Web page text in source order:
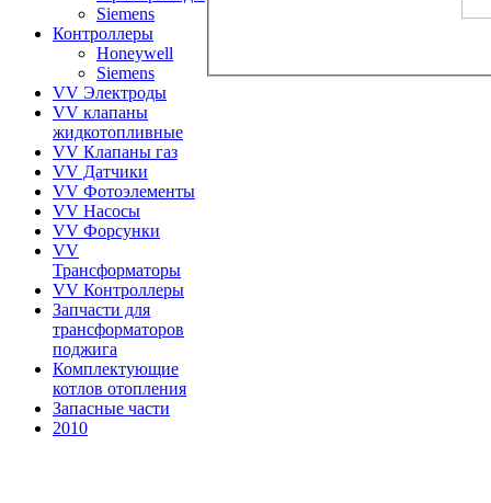
Siemens
Контроллеры
Honeywell
Siemens
VV Электроды
VV клапаны
жидкотопливные
VV Клапаны газ
VV Датчики
VV Фотоэлементы
VV Насосы
VV Форсунки
VV
Трансформаторы
VV Контроллеры
Запчасти для
трансформаторов
поджига
Комплектующие
котлов отопления
Запасные части
2010